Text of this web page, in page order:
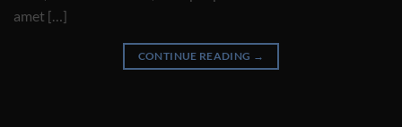
amet […]
CONTINUE READING →